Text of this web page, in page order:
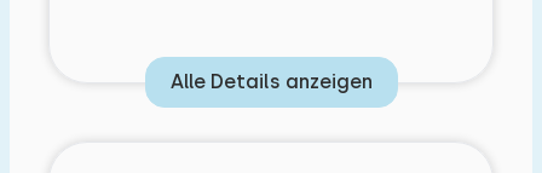
Alle Details anzeigen